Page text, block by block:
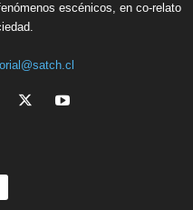
escénicos, en co-relato